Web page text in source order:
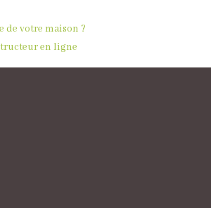
de votre maison ?
en ligne